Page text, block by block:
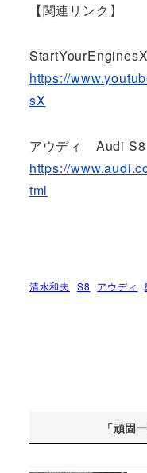
【関連リンク】
StartYourEnginesX
https://
sX
アウディ Audi S8
https://
tml
清水和夫 S8 アウディ
「頑固